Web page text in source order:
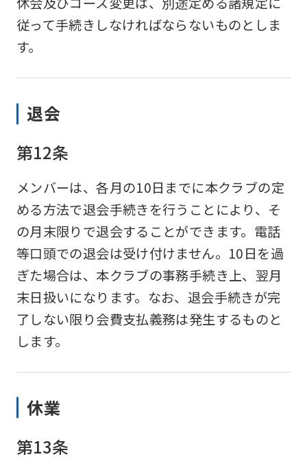
従って手続きしなければならないものとしま
す。
退会
第12条
メンバーは、各月の10日までに本クラブの定
める方法で退会手続きを行うことにより、そ
の月末限りで退会することができます。電話
等口頭での退会は受け付けません。10日を過
ぎた場合は、本クラブの事務手続き上、翌月
末日扱いになります。なお、退会手続きが完
了しない限り会費支払義務は発生するものと
します。
休業
第13条
to
you
use
an
automatic
translation
service,
the
version